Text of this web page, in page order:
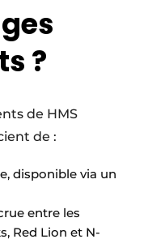
?
de HMS
de :
disponible via un
entre les
Red Lion et N-